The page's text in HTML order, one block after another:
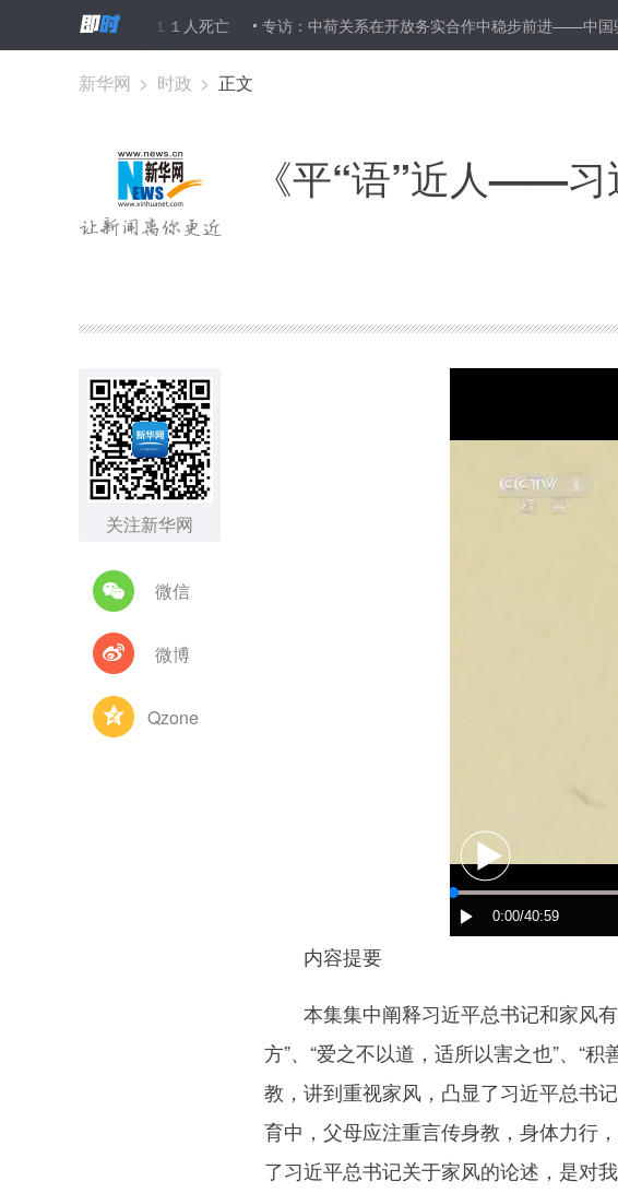
体滑坡 至少１１人死亡 专访：中荷关系在开放务实合作中稳步前进——中国驻荷兰
新华网 > 时政 > 正文
《平“语”近人——
关注新华网
微信
微博
Qzone
内容提要
本集集中阐释习近平总书记和家风有
方”、“爱之不以道，适所以害之也”、“
教，讲到重视家风，凸显了习近平总书
育中，父母应注重言传身教，身体力行
了习近平总书记关于家风的论述，是对